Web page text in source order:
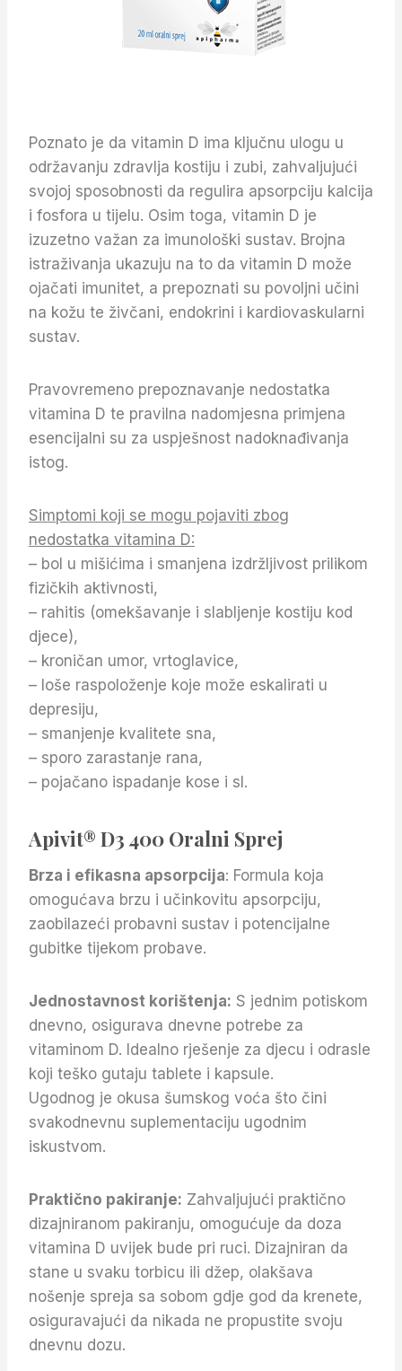
Poznato je da vitamin D ima ključnu ulogu u
održavanju zdravlja kostiju i zubi, zahvaljujući
svojoj sposobnosti da regulira apsorpciju kalcija
i fosfora u tijelu. Osim toga, vitamin D je
izuzetno važan za imunološki sustav. Brojna
istraživanja ukazuju na to da vitamin D može
ojačati imunitet, a prepoznati su povoljni učini
na kožu te živčani, endokrini i kardiovaskularni
sustav.
Pravovremeno prepoznavanje nedostatka
vitamina D te pravilna nadomjesna primjena
esencijalni su za uspješnost nadoknađivanja
istog.
Simptomi koji se mogu pojaviti zbog
nedostatka vitamina D:
– bol u mišićima i smanjena izdržljivost prilikom
fizičkih aktivnosti,
– rahitis (omekšavanje i slabljenje kostiju kod
djece),
– kroničan umor, vrtoglavice,
– loše raspoloženje koje može eskalirati u
depresiju,
– smanjenje kvalitete sna,
– sporo zarastanje rana,
– pojačano ispadanje kose i sl.
Apivit® D3 400 Oralni Sprej
Brza i efikasna apsorpcija: Formula koja
omogućava brzu i učinkovitu apsorpciju,
zaobilazeći probavni sustav i potencijalne
gubitke tijekom probave.
Jednostavnost korištenja: S jednim potiskom
dnevno, osigurava dnevne potrebe za
vitaminom D. Idealno rješenje za djecu i odrasle
koji teško gutaju tablete i kapsule.
Ugodnog je okusa šumskog voća što čini
svakodnevnu suplementaciju ugodnim
iskustvom.
Praktično pakiranje: Zahvaljujući praktično
dizajniranom pakiranju, omogućuje da doza
vitamina D uvijek bude pri ruci. Dizajniran da
stane u svaku torbicu ili džep, olakšava
nošenje spreja sa sobom gdje god da krenete,
osiguravajući da nikada ne propustite svoju
dnevnu dozu.